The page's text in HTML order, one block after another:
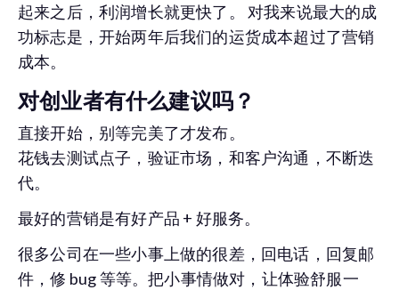
起来之后，利润增长就更快了。 对我来说最大的成
功标志是，开始两年后我们的运货成本超过了营销
成本。
对创业者有什么建议吗？
直接开始，别等完美了才发布。
花钱去测试点子，验证市场，和客户沟通，不断迭
代。
最好的营销是有好产品 + 好服务。
很多公司在一些小事上做的很差，回电话，回复邮
件，修 bug 等等。把小事情做对，让体验舒服一